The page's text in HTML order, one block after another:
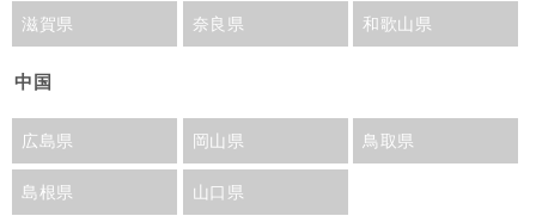
滋賀県 奈良県 和歌山県
中国
広島県 岡山県 鳥取県
島根県 山口県